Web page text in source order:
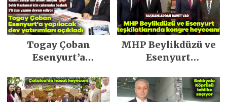
Togay Çoban
Esenyurt’a
yatırımları açıkladı
MHP Beylikdüzü ve
Esenyurt
kongre heyecanı!